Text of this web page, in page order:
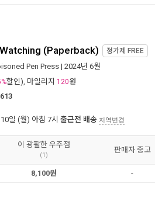
(Paperback) 정가제 FREE
Pen Press| 2024년 6월
할인), 마일리지 120원
613
일 (월) 아침 7시 출근전 배송 지역변경
이 광활한 우주점
(1)
판매자 중고
8,100원 -